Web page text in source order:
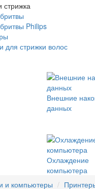
стрижка
Philips
для стрижки волос
Внешние
данных
Охлаждение
компьютера
и компьютеры